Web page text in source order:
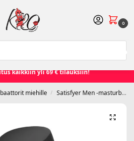
0
ja seksivälineet Miehille❯
kaikkiin yli 69 € tilauksiin!
miehille / Satisfyer Men -masturbaattorit